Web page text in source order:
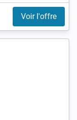
Voir l'offre